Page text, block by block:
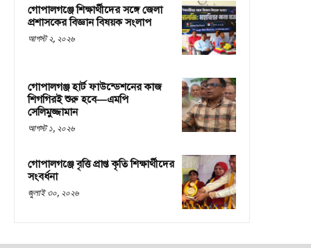
গোপালগঞ্জে শিক্ষার্থীদের সঙ্গে জেলা
প্রশাসকের বিজ্ঞান বিষয়ক সংলাপ
আগস্ট ২, ২০২৬
গোপালগঞ্জ হার্ট ফাউন্ডেশনের কাজ
শিগগিরই শুরু হবে—এমপি
সেলিমুজ্জামান
আগস্ট ১, ২০২৬
গোপালগঞ্জে বৃত্তি প্রাপ্ত কৃতি শিক্ষার্থীদের
সংবর্ধনা
জুলাই ৩০, ২০২৬